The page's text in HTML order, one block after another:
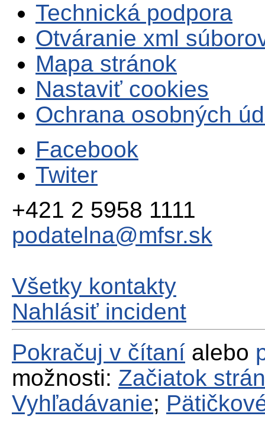
Technická podpora
Otváranie xml
Mapa stránok
Nastaviť cookies
Ochrana osobných
Facebook
Twiter
+421 2 5958 1111
podatelna@mfsr.sk
Všetky kontakty
Nahlásiť incident
Pokračuj v čítaní alebo
možnosti: Začiatok
Vyhľadávanie;